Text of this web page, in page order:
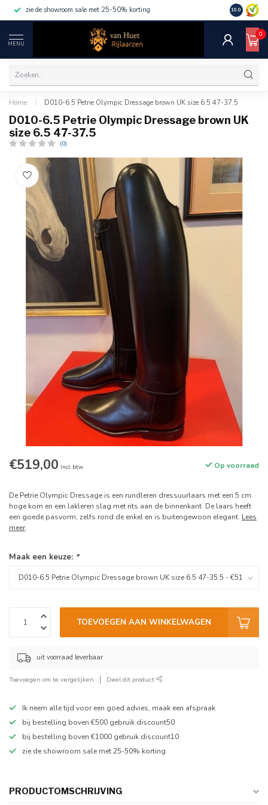
zie de showroom sale met 25-50% korting 10.0
MENU
0
Home / D010-6.5 Petrie Olympic Dressage brown UK size 6.5 47-37.5
D010-6.5 Petrie Olympic Dressage brown UK
size 6.5 47-37.5
(0)
€519,00 Incl. btw Op voorraad
De Petrie Olympic Dressage is een rundleren dressuurlaars met een 5 cm
hoge kom en een lakleren slag met rits aan de binnenkant. De laars heeft
een goede pasvorm, zelfs rond de enkel en is buitengewoon elegant. Lees
meer.
Maak een keuze: *
TOEVOEGEN AAN WINKELWAGEN
uit voorraad leverbaar
Toevoegen om te vergelijken Deel dit product
Ik neem alle tijd voor een goed advies, maak een afspraak
bij bestelling boven €500 gebruik discount50
bij bestelling boven €1000 gebruik discount10
zie de showroom sale met 25-50% korting
PRODUCTOMSCHRIJVING